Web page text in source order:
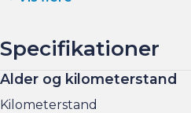
Specifikationer
Alder og kilometerstand
Kilometerstand